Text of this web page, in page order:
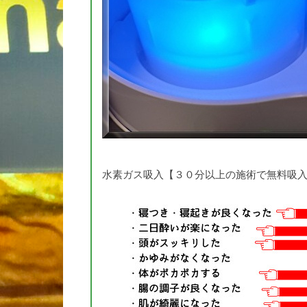
水素ガス吸入【３０分以上の施術で無料吸